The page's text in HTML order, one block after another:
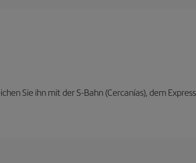
Sie ihn mit der S-Bahn (Cercanías), dem